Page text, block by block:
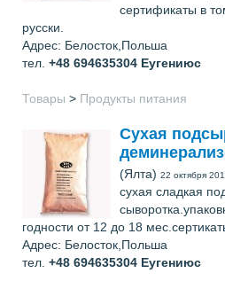
сертификаты в
русски.
Адрес: Белосток,Польша
тел. +48 694635304 Еугениюс
Товары > Продукты питания
Сухая
(Ялта) 22 октября
сухая сладкая
годности от 12 до 18
Адрес: Белосток,Польша
тел. +48 694635304 Еугениюс